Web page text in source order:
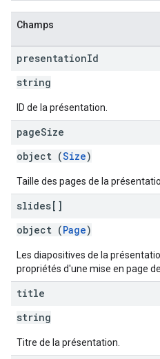
Champs
presentationId
string
ID de la présentation.
pageSize
object (Size)
Taille des pages de la
slides[]
object (Page)
Les diapositives de la
propriétés d'une mise en page
title
string
Titre de la présentation.